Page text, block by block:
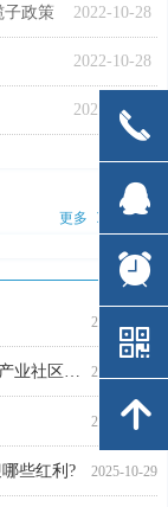
2025-06-27
赣州市钢材行业商会联合结对共建单位市委台办赴上犹开展“传承红色基因 弘扬优良作风”主题党日活动
2025-04-16
约
2025-02-27
党建引领促发展，联学共建启新篇——东莞市江西赣州商会党支部、在莞赣州籍十八县市商会党支部联合主题党日暨专题党课活动
更多 ꅀ
2022-10-28
子政策
2022-10-28
2022-10-27
2025-12-24
2025-12-24
2025-11-13
2025-10-29
2025-10-29
些红利?
2024-10-18
끅
뀩
뀥
낃
녕
끅
뀩
뀥
낃
녕